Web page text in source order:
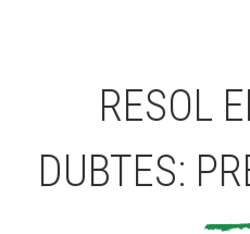
RESOL
DUBTES: